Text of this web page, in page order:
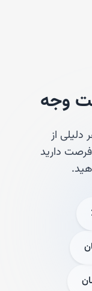
دلیلی از
نبودید، تا 7 روز فرصت دارید